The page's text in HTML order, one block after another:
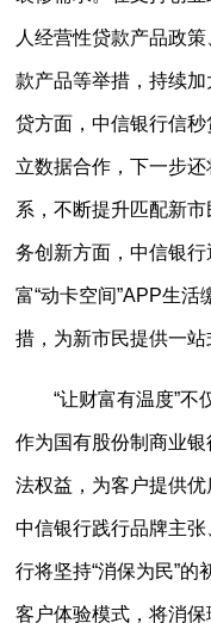
人经营性贷款产品政
款产品等举措，持续
贷方面，中信银行信
立数据合作，下一步
系，不断提升匹配新
务创新方面，中信银行
富“动卡空间”APP生活
措，为新市民提供一站
“让财富有温度”
作为国有股份制商业
法权益，为客户提供
中信银行践行品牌主张
行将坚持“消保为民”
客户体验模式，将消